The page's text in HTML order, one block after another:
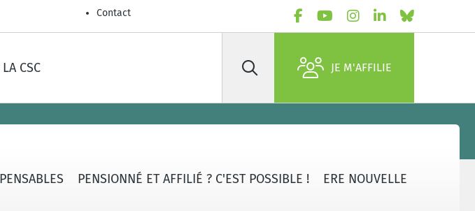
Contact
LA CSC Rechercher JE M'AFFILIE
PENSIONNÉ ET AFFILIÉ ? C'EST POSSIBLE ! ERE NOUVELLE